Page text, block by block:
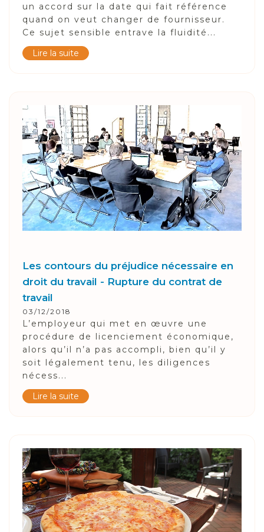
un accord sur la date qui fait référence
quand on veut changer de fournisseur.
Ce sujet sensible entrave la fluidité...
Lire la suite
Les contours du préjudice nécessaire en
droit du travail - Rupture du contrat de
travail
03/12/2018
L’employeur qui met en œuvre une
procédure de licenciement économique,
alors qu’il n’a pas accompli, bien qu’il y
soit légalement tenu, les diligences
nécess...
Lire la suite